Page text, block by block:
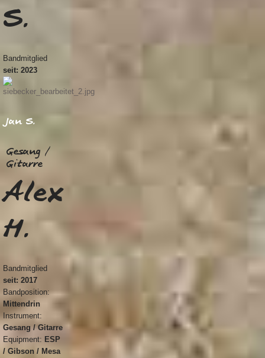
S.
Bandmitglied
seit: 2023
Jan S.
Gesang /
Gitarre
Alex
H.
Bandmitglied
seit: 2017
Bandposition:
Mittendrin
Instrument:
Gesang / Gitarre
Equipment: ESP
/ Gibson / Mesa